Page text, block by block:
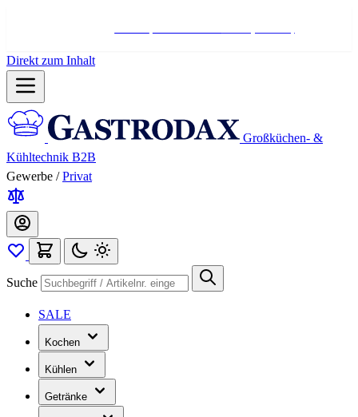
Direkt zum Inhalt
Großküchen- &
Kühltechnik B2B
Gewerbe / Privat
Suche
SALE
Kochen
Kühlen
Getränke